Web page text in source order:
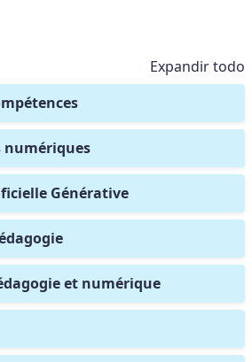
Expandir todo
numériques
Générative
et numérique